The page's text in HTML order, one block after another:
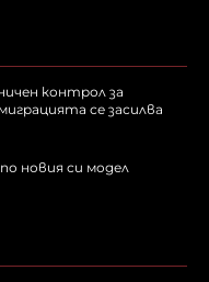
контрол за
се засилва
новия си модел